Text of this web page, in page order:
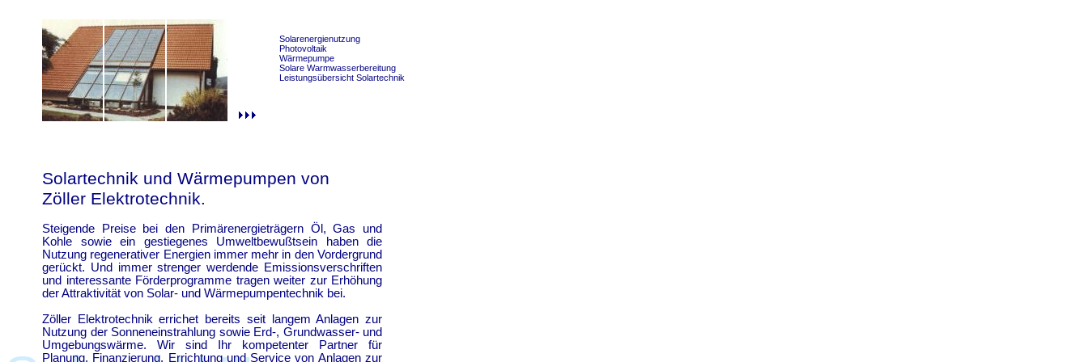
Solarenergienutzung
Photovoltaik
Wärmepumpe
Solare Warmwasserbereitung
Leistungsübersicht Solartechnik
Solartechnik und Wärmepumpen von
Zöller Elektrotechnik.
Steigende Preise bei den Primärenergieträgern Öl, Gas und
Kohle sowie ein gestiegenes Umweltbewußtsein haben die
Nutzung regenerativer Energien immer mehr in den Vordergrund
gerückt. Und immer strenger werdende Emissionsverschriften
und interessante Förderprogramme tragen weiter zur Erhöhung
der Attraktivität von Solar- und Wärmepumpentechnik bei.
Zöller Elektrotechnik errichet bereits seit langem Anlagen zur
Nutzung der Sonneneinstrahlung sowie Erd-, Grundwasser- und
Umgebungswärme. Wir sind Ihr kompetenter Partner für
Planung, Finanzierung, Errichtung und Service von Anlagen zur